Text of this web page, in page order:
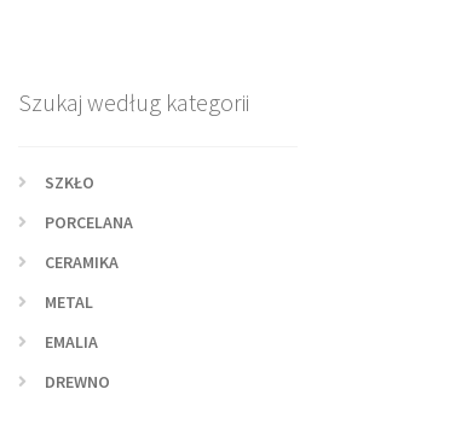
Szukaj według kategorii
SZKŁO
PORCELANA
CERAMIKA
METAL
EMALIA
DREWNO